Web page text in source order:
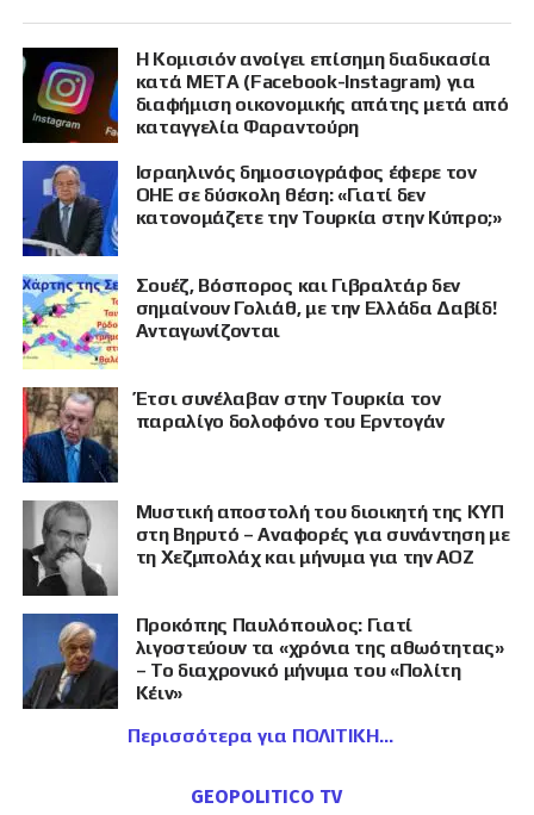
Η Κομισιόν ανοίγει επίσημη διαδικασία
κατά META (Facebook-Instagram) για
διαφήμιση οικονομικής απάτης μετά από
καταγγελία Φαραντούρη
Ισραηλινός δημοσιογράφος έφερε τον
ΟΗΕ σε δύσκολη θέση: «Γιατί δεν
κατονομάζετε την Τουρκία στην Κύπρο;»
Σουέζ, Βόσπορος και Γιβραλτάρ δεν
σημαίνουν Γολιάθ, με την Ελλάδα Δαβίδ!
Ανταγωνίζονται
Έτσι συνέλαβαν στην Τουρκία τον
παραλίγο δολοφόνο του Ερντογάν
Μυστική αποστολή του διοικητή της ΚΥΠ
στη Βηρυτό – Αναφορές για συνάντηση με
τη Χεζμπολάχ και μήνυμα για την ΑΟΖ
Προκόπης Παυλόπουλος: Γιατί
λιγοστεύουν τα «χρόνια της αθωότητας»
– Το διαχρονικό μήνυμα του «Πολίτη
Κέιν»
Περισσότερα για ΠΟΛΙΤΙΚΗ
GEOPOLITICO TV